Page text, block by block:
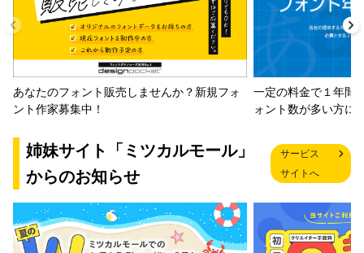
あなたのフォント販売しませんか？新規フォ
ント作家募集中！
一定の料金で１年間
ォント数が多い方に
姉妹サイト「ミツカルモール」
からのお知らせ
サービス
サイトへ